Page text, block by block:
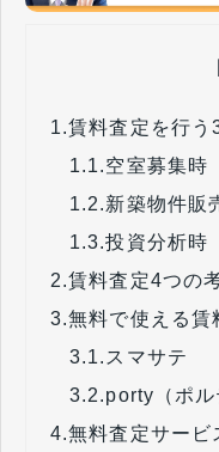
1.賃料査定を行う
1.1.空室募集時
1.2.新築物件販
1.3.投資分析時
2.賃料査定4つの
3.無料で使える賃
3.1. スマサテ
3.2.porty（ポル
4.無料査定サービ